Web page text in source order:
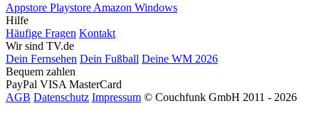
Appstore Playstore Amazon Windows
Hilfe
Häufige Fragen Kontakt
Wir sind TV.de
Dein Fernsehen Dein Fußball Deine WM 2026
Bequem zahlen
PayPal VISA MasterCard
AGB Datenschutz Impressum © Couchfunk GmbH 2011 - 2026